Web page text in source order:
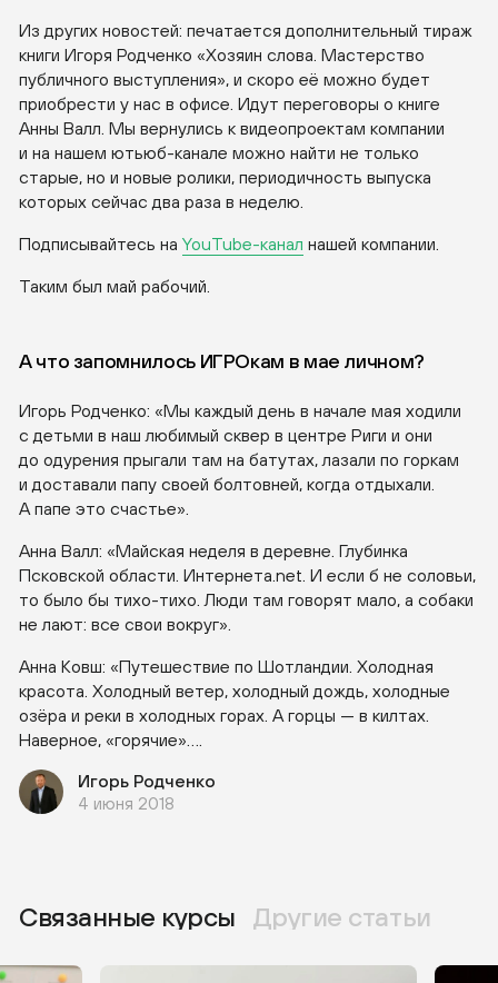
Из других новостей: печатается дополнительный тираж
книги Игоря Родченко «Хозяин слова. Мастерство
публичного выступления», и скоро её можно будет
приобрести у нас в офисе. Идут переговоры о книге
Анны Валл. Мы вернулись к видеопроектам компании
и на нашем ютьюб-канале можно найти не только
старые, но и новые ролики, периодичность выпуска
которых сейчас два раза в неделю.
Подписывайтесь на YouTube-канал нашей компании.
Таким был май рабочий.
А что запомнилось ИГРОкам в мае личном?
Игорь Родченко: «Мы каждый день в начале мая ходили
с детьми в наш любимый сквер в центре Риги и они
до одурения прыгали там на батутах, лазали по горкам
и доставали папу своей болтовней, когда отдыхали.
А папе это счастье».
Анна Валл: «Майская неделя в деревне. Глубинка
Псковской области. Интернета.net. И если б не соловьи,
то было бы тихо-тихо . Люди там говорят мало, а собаки
не лают: все свои вокруг».
Анна Ковш: «Путешествие по Шотландии. Холодная
красота. Холодный ветер, холодный дождь, холодные
озёра и реки в холодных горах. А горцы — в килтах.
Наверное, «горячие»….
Игорь Родченко
4 июня 2018
Связанные курсы Другие статьи